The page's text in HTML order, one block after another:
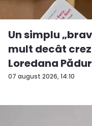
07 august 2026, 14:10
Un simplu
mult decât
Loredana